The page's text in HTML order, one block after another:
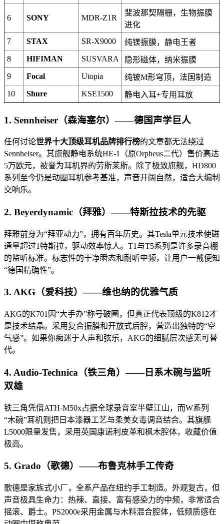
6 SONY MDR-Z1R
斐波那契隔栅，生物振膜
进化
7
STAX SR-X9000
纯镁振膜，静电王者
8
HIFIMAN SUSVARA
隐形磁体，纳米振膜
9
Focal Utopia
纯铍M形穹顶，法国制造
10
Shure KSE1500 静电入耳+专用耳放
1. Sennheiser（森海塞尔）——德国声学巨人
任何讨论世界十大顶级耳机品牌排行榜的文章都无法绕过
Sennheiser。其旗舰静电系统HE-1（原Orpheus二代）售价高达
5万欧元，被誉为耳机界的劳斯莱斯。除了极致旗舰，HD800
系列至今仍是动圈耳机参考基准，声音开阔自然，适合大编制
交响乐。
2. Beyerdynamic（拜雅）——特斯拉技术的先驱
拜雅前身为“拜亚动力”，拥有百年历史。其Tesla单元技术使磁
通量超过1特斯拉，驱动效率惊人。T1与T5系列是许多录音棚
的监听标准。标志性的干净瞬态和耐听中频，让用户一戴便知
“德国精确性”。
3. AKG（爱科技）——维也纳的优雅气质
AKG的K701因“大手办”称号破圈，但真正代表顶级的K812才
是技术结晶。采用复合振膜和开放式后腔，营造出独特的“空
气感”。如果你痴迷于人声和弦乐，AKG的细腻层次感无可替
代。
4. Audio-Technica（铁三角）——日系木碗与监听
双雄
铁三角凭借ATH-M50x占据全球录音室半壁江山，而W系列
“木碗”耳机则把日本漆器工艺与柔美女毒调音结合。其旗舰
L5000限量发售，采用英国康诺利皮革和枫木腔体，收藏价值
极高。
5. Grado（歌德）——布鲁克林手工传奇
歌德是家族式小厂，全系产品在纽约手工制造。外观复古，但
声音极具生命力：热辣、直接、富有感染力的中频，非常适合
摇滚、爵士。PS2000e采用金属与木料混合腔体，低频质感在